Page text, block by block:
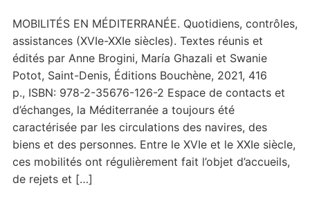
MOBILITÉS EN MÉDITERRANÉE. Quotidiens, contrôles,
assistances (XVIe-XXIe siècles). Textes réunis et
édités par Anne Brogini, María Ghazali et Swanie
Potot, Saint-Denis, Éditions Bouchène, 2021, 416
p., ISBN: 978-2-35676-126-2 Espace de contacts et
d’échanges, la Méditerranée a toujours été
caractérisée par les circulations des navires, des
biens et des personnes. Entre le XVIe et le XXIe siècle,
ces mobilités ont régulièrement fait l’objet d’accueils,
de rejets et […]